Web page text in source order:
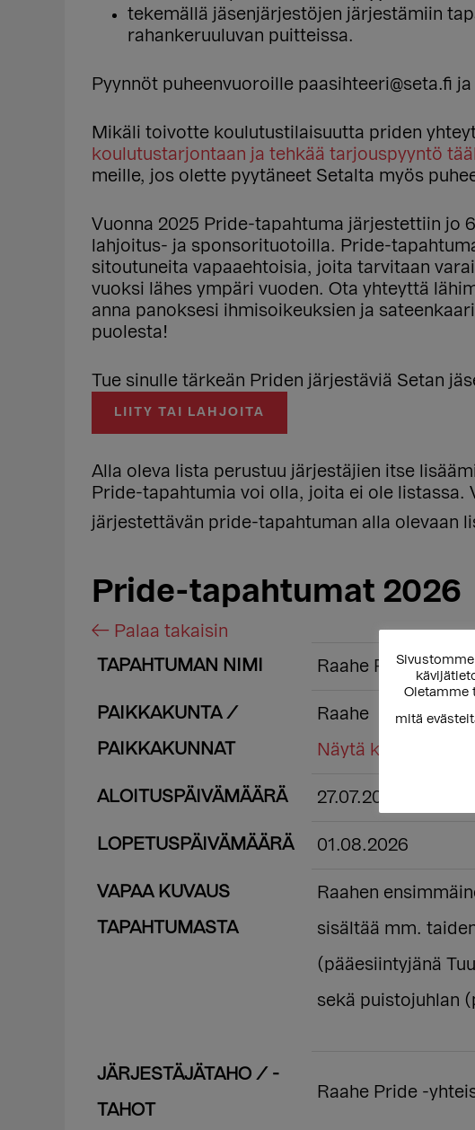
tekemällä jäsenjärjestöjen järjestämiin
rahankeruuluvan puitteissa.
Pyynnöt puheenvuoroille paasihteeri@seta.fi
Mikäli toivotte koulutustilaisuutta priden
koulutustarjontaan ja tehkää tarjouspyyntö
meille, jos olette pyytäneet Setalta myös
Vuonna 2025 Pride-tapahtuma järjestettiin jo
lahjoitus- ja sponsorituotoilla. Pride-
sitoutuneita vapaaehtoisia, joita tarvitaan
vuoksi lähes ympäri vuoden. Ota yhteyttä
anna panoksesi ihmisoikeuksien ja
puolesta!
Tue sinulle tärkeän Priden järjestäviä Setan
LIITY TAI LAHJOITA
Alla oleva lista perustuu järjestäjien itse
Pride-tapahtumia voi olla, joita ei ole listassa.
järjestettävän pride-tapahtuman alla olevaan
Pride-tapahtumat 2026
← Palaa takaisin
TAPAHTUMAN NIMI
Raahe Pride 2026
PAIKKAKUNTA /
PAIKKAKUNNAT
Raahe
Näytä kartalla
ALOITUSPÄIVÄMÄÄRÄ 27.07.2026
LOPETUSPÄIVÄMÄÄRÄ 01.08.2026
VAPAA KUVAUS
TAPAHTUMASTA
Raahen
sisältää mm.
(pääesiintyjänä
sekä puistojuhlan
JÄRJESTÄJÄTAHO / -
TAHOT
Raahe Pride -
Oletamme
mitä